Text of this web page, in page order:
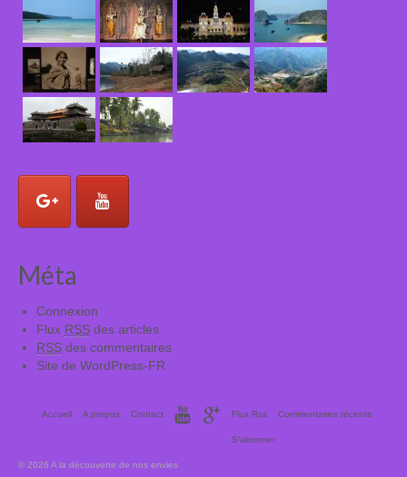
Méta
Connexion
Flux RSS des articles
RSS des commentaires
Site de WordPress-FR
Accueil A propos Contact Flux Rss Commentaires récents
S’abonner
© 2026 A la découverte de nos envies